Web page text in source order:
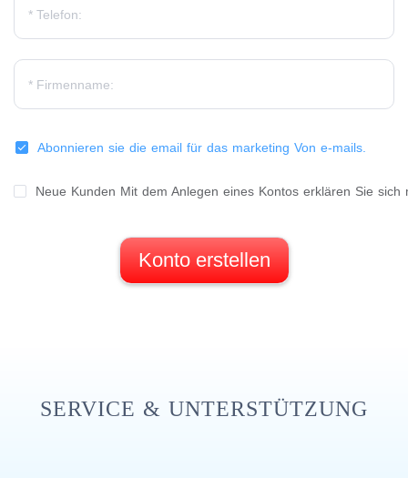
Abonnieren sie die email für das marketing Von e-mails.
Neue Kunden Mit dem Anlegen eines Kontos erklären Sie
Konto erstellen
SERVICE & UNTERSTÜTZUNG